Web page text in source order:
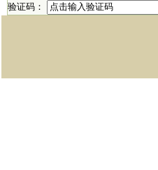
验证码：